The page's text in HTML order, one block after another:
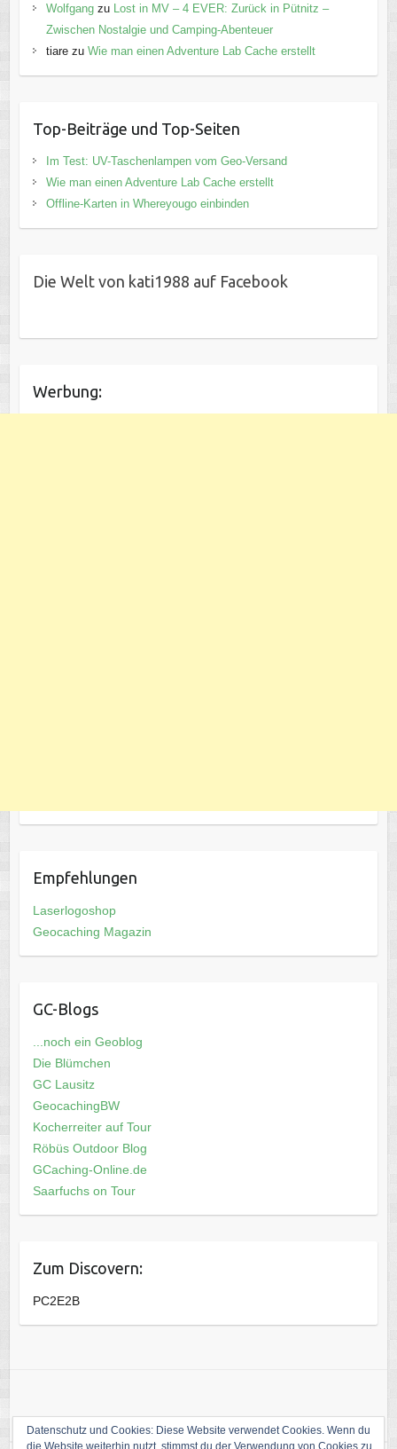
Wolfgangzu
Lost in MV – 4 EVER: Zurück in Pütnitz –
Zwischen Nostalgie und Camping-Abenteuer
tiarezu Wie man einen Adventure Lab Cache erstellt
Top-Beiträge und Top-Seiten
Im Test: UV-Taschenlampen vom Geo-Versand
Wie man einen Adventure Lab Cache erstellt
Offline-Karten in Whereyougo einbinden
Die Welt von kati1988 auf Facebook
Werbung:
Empfehlungen
Laserlogoshop
Geocaching Magazin
GC-Blogs
...noch ein Geoblog
Die Blümchen
GC Lausitz
GeocachingBW
Kocherreiter auf Tour
Röbüs Outdoor Blog
GCaching-Online.de
Saarfuchs on Tour
Zum Discovern:
PC2E2B
Datenschutz und Cookies: Diese Website verwendet Cookies. Wenn du
die Website weiterhin nutzt, stimmst du der Verwendung von Cookies zu.